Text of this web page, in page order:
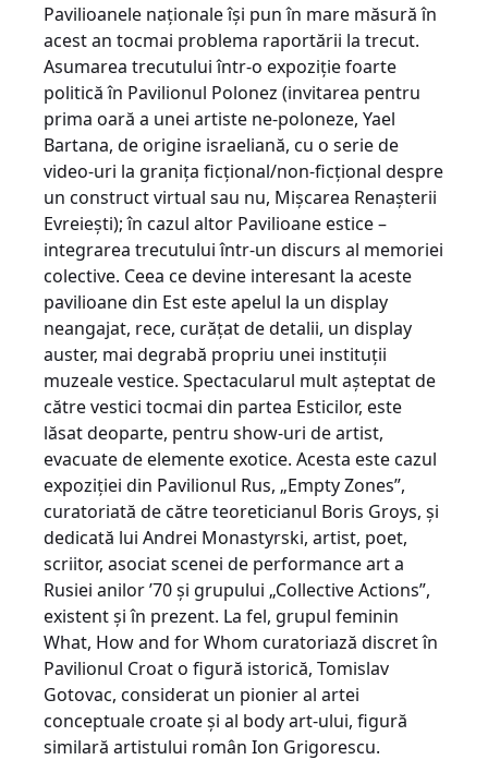
Pavilioanele naţionale îşi pun în mare măsură în
acest an tocmai problema raportării la trecut.
Asumarea trecutului într-o expoziţie foarte
politică în Pavilionul Polonez (invitarea pentru
prima oară a unei artiste ne-poloneze, Yael
Bartana, de origine israeliană, cu o serie de
video-uri la graniţa ficţional/non-ficţional despre
un construct virtual sau nu, Mişcarea Renaşterii
Evreieşti); în cazul altor Pavilioane estice –
integrarea trecutului într-un discurs al memoriei
colective. Ceea ce devine interesant la aceste
pavilioane din Est este apelul la un display
neangajat, rece, curăţat de detalii, un display
auster, mai degrabă propriu unei instituţii
muzeale vestice. Spectacularul mult aşteptat de
către vestici tocmai din partea Esticilor, este
lăsat deoparte, pentru show-uri de artist,
evacuate de elemente exotice. Acesta este cazul
expoziţiei din Pavilionul Rus, „Empty Zones”,
curatoriată de către teoreticianul Boris Groys, şi
dedicată lui Andrei Monastyrski, artist, poet,
scriitor, asociat scenei de performance art a
Rusiei anilor ’70 şi grupului „Collective Actions”,
existent şi în prezent. La fel, grupul feminin
What, How and for Whom curatoriază discret în
Pavilionul Croat o figură istorică, Tomislav
Gotovac, considerat un pionier al artei
conceptuale croate şi al body art-ului, figură
similară artistului român Ion Grigorescu.